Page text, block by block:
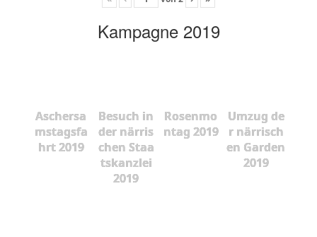
Kampagne 2019
Aschersa
mstagsfa
hrt 2019
Besuch in
der närris
chen Staa
tskanzlei
2019
Rosenmo
ntag 2019
Umzug de
r närrisch
en Garden
2019